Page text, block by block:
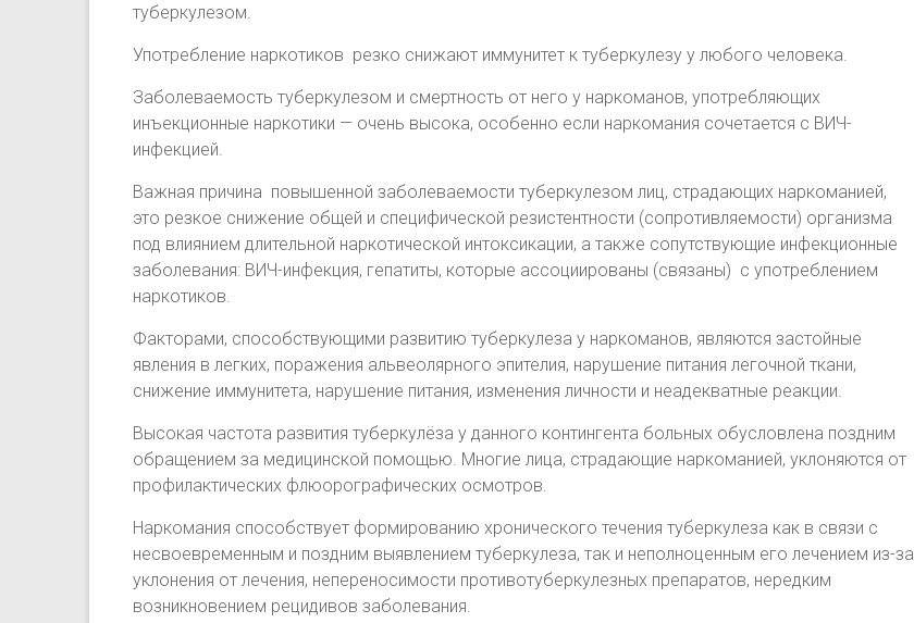
туберкулезом.
Употребление наркотиков резко снижают иммунитет к туберкулезу у любого человека.
Заболеваемость туберкулезом и смертность от него у наркоманов, употребляющих
инъекционные наркотики — очень высока, особенно если наркомания сочетается с ВИЧ-
инфекцией.
Важная причина повышенной заболеваемости туберкулезом лиц, страдающих наркоманией,
это резкое снижение общей и специфической резистентности (сопротивляемости) организма
под влиянием длительной наркотической интоксикации, а также сопутствующие инфекционные
заболевания: ВИЧ-инфекция, гепатиты, которые ассоциированы (связаны) с употреблением
наркотиков.
Факторами, способствующими развитию туберкулеза у наркоманов, являются застойные
явления в легких, поражения альвеолярного эпителия, нарушение питания легочной ткани,
снижение иммунитета, нарушение питания, изменения личности и неадекватные реакции.
Высокая частота развития туберкулёза у данного контингента больных обусловлена поздним
обращением за медицинской помощью. Многие лица, страдающие наркоманией, уклоняются от
профилактических флюорографических осмотров.
Наркомания способствует формированию хронического течения туберкулеза как в связи с
несвоевременным и поздним выявлением туберкулеза, так и неполноценным его лечением из-за
уклонения от лечения, непереносимости противотуберкулезных препаратов, нередким
возникновением рецидивов заболевания.